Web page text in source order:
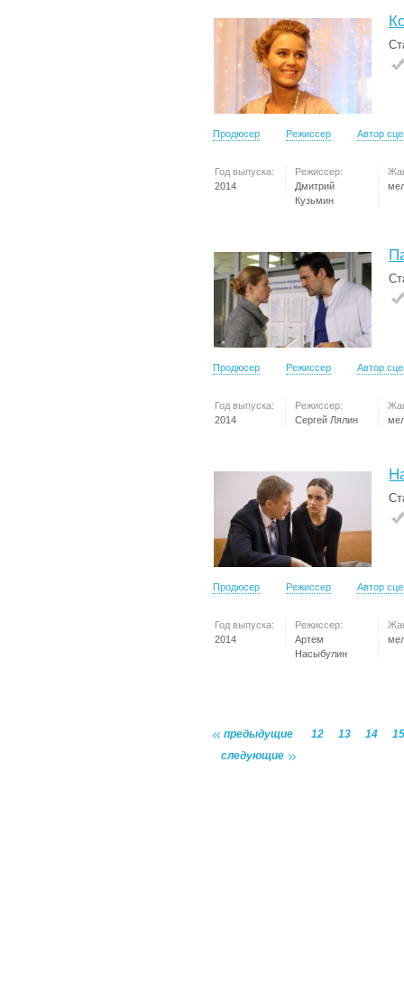
Продюсер Режиссер Автор
Год выпуска:
2014
Режиссер:
Дмитрий
Кузьмин
Продюсер Режиссер Автор
Год выпуска:
2014
Режиссер:
Сергей Лялин
Продюсер Режиссер Автор
Год выпуска:
2014
Режиссер:
Артем
Насыбулин
предыдущие 12 13 14
15
следующие